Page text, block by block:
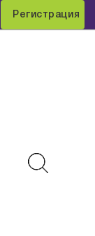
Регистрация